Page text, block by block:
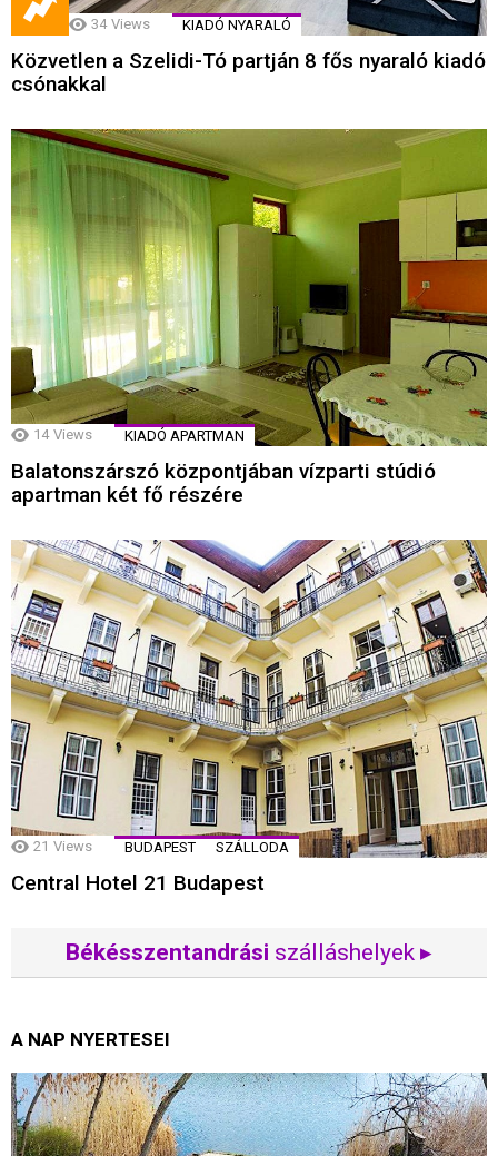
34 Views KIADÓ NYARALÓ
Közvetlen a Szelidi-Tó partján 8 fős nyaraló kiadó
csónakkal
14 Views KIADÓ APARTMAN
Balatonszárszó központjában vízparti stúdió
apartman két fő részére
21 Views BUDAPEST SZÁLLODA
Central Hotel 21 Budapest
Békésszentandrási szálláshelyek ▸
A NAP NYERTESEI